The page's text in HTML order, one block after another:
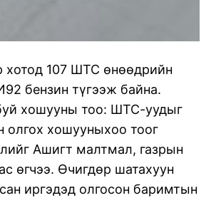
хотод 107 ШТС өнөөдрийн
бензин түгээж байна.
хошууны тоо: ШТС-уудыг
олгох хошууныхоо тоог
Ашигт малтмал, газрын
өгчээ. Өчигдөр шатахуун
иргэдэд олгосон баримтын